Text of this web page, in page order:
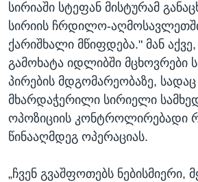
ᲙᲣᲚᲢᲣᲠᲐ
ᲒᲐᲚᲘᲚᲔᲝ
ᲓᲔᲖᲘᲜᲤᲝᲠᲛᲐᲪᲘᲐ
ენები
სირიაში სტეფან მისტურამ
სირიის ჩრდილო-
ქარიშხალი მწიფდება." მან
გამოხატა იდლიბში მცხოვრები
პირების მდგომარეობაზე,
მხარდაჭერილი სირიელი
ოპოზიციის კონტროლირებადი
წინააღმდეგ ოპერაციას.
„ჩვენ გვაშფოთებს ნებისმიერი,